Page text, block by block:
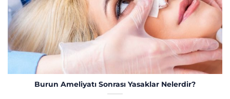
Burun Ameliyatı Sonrası Yasaklar Nelerdir?